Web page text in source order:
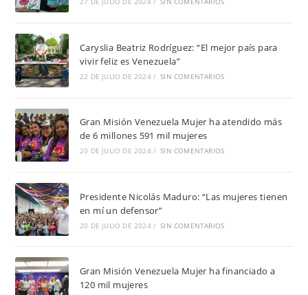
Caryslia Beatriz Rodríguez: “El mejor país para
vivir feliz es Venezuela”
22 DE JULIO DE 2024 / SIN COMENTARIOS
Gran Misión Venezuela Mujer ha atendido más
de 6 millones 591 mil mujeres
20 DE JULIO DE 2024 / SIN COMENTARIOS
Presidente Nicolás Maduro: “Las mujeres tienen
en mí un defensor”
20 DE JULIO DE 2024 / SIN COMENTARIOS
Gran Misión Venezuela Mujer ha financiado a
120 mil mujeres